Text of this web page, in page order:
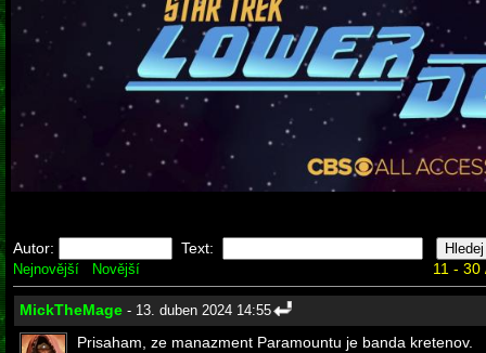
Autor: Text:
Nejnovější Novější 11 - 30
MickTheMage - 13. duben 2024 14:55
Prisaham, ze manazment Paramountu je banda kretenov.